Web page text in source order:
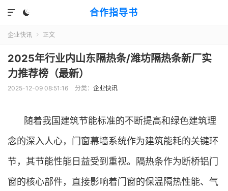
合作指导书


企业快讯  正文
2025年行业内山东隔热条/潍坊隔热条新厂实
力推荐榜（最新）
2025-12-09 08:51:16 分类： 企业快讯
随着我国建筑节能标准的不断提高和绿色建筑理
念的深入人心，门窗幕墙系统作为建筑能耗的关键环
节，其节能性能日益受到重视。隔热条作为断桥铝门
窗的核心部件，直接影响着门窗的保温隔热性能、气